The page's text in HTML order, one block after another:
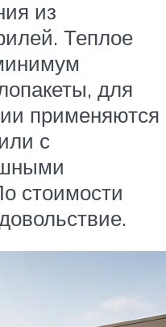
из
Теплое
для
применяются
с
стоимости